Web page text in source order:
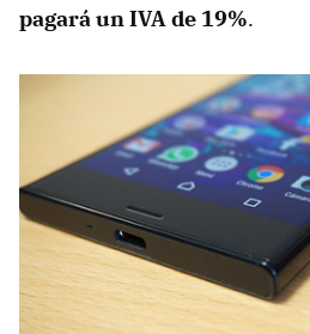
pagará un IVA de 19%.